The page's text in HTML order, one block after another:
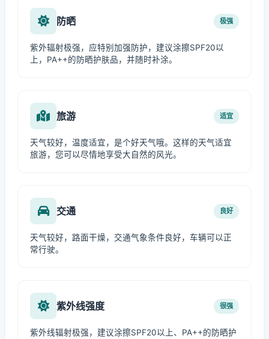
防晒 极强
紫外辐射极强，应特别加强防护，建议涂擦SPF20以
上，PA++的防晒护肤品，并随时补涂。
旅游 适宜
天气较好，温度适宜，是个好天气哦。这样的天气适宜
旅游，您可以尽情地享受大自然的风光。
交通 良好
天气较好，路面干燥，交通气象条件良好，车辆可以正
常行驶。
紫外线强度 很强
紫外线辐射极强，建议涂擦SPF20以上、PA++的防晒护